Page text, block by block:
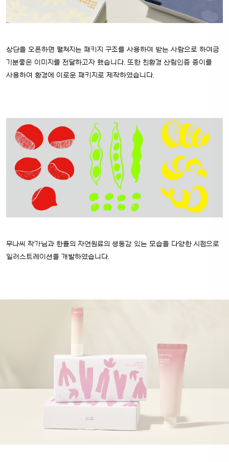
상단을 오픈하면 펼쳐지는 패키지 구조를 사용하여 받는 사람으로 하여금
기분좋은 이미지를 전달하고자 했습니다. 또한 친환경 산림인증 종이를
사용하여 환경에 이로운 패키지로 제작하였습니다.
무나씨 작가님과 한율의 자연원료의 생동감 있는 모습을 다양한 시점으로
일러스트레이션을 개발하였습니다.